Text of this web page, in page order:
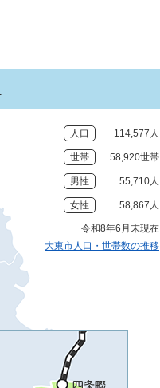
人口 114,577人
世帯 58,920世帯
男性 55,710人
女性 58,867人
令和8年6月末現在
大東市人口・世帯数の推移